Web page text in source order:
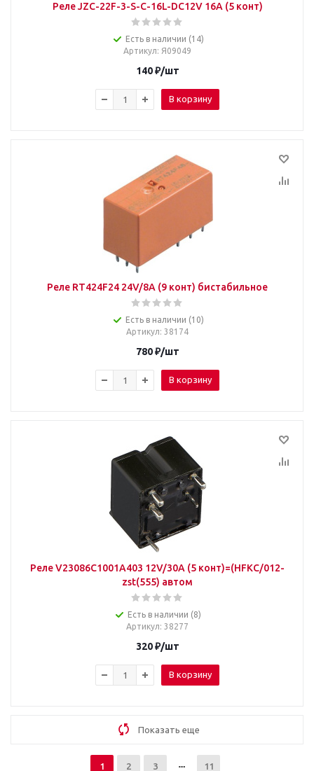
Реле JZC-22F-3-S-C-16L-DC12V 16A (5 конт)
Есть в наличии (14)
Артикул: Я09049
140₽/шт
В корзину
Реле RT424F24 24V/8A (9 конт) бистабильное
Есть в наличии (10)
Артикул: 38174
780₽/шт
В корзину
Реле V23086C1001A403 12V/30A (5 конт)=(HFKC/012-
zst(555) автом
Есть в наличии (8)
Артикул: 38277
320₽/шт
В корзину
Показать еще
1 2 3 11